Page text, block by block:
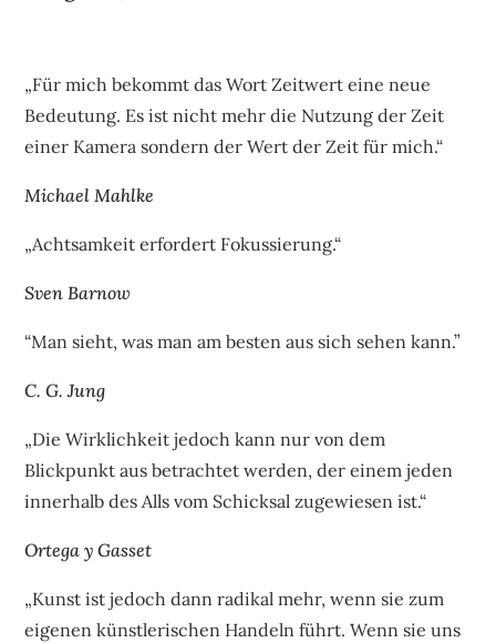
„Für mich bekommt das Wort Zeitwert eine neue
Bedeutung. Es ist nicht mehr die Nutzung der Zeit
einer Kamera sondern der Wert der Zeit für mich.“
Michael Mahlke
„Achtsamkeit erfordert Fokussierung.“
Sven Barnow
“Man sieht, was man am besten aus sich sehen kann.”
C. G. Jung
„Die Wirklichkeit jedoch kann nur von dem
Blickpunkt aus betrachtet werden, der einem jeden
innerhalb des Alls vom Schicksal zugewiesen ist.“
Ortega y Gasset
„Kunst ist jedoch dann radikal mehr, wenn sie zum
eigenen künstlerischen Handeln führt. Wenn sie uns